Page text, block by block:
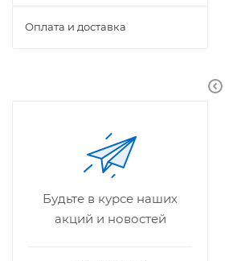
Оплата и доставка
Будьте в курсе наших
акций и новостей